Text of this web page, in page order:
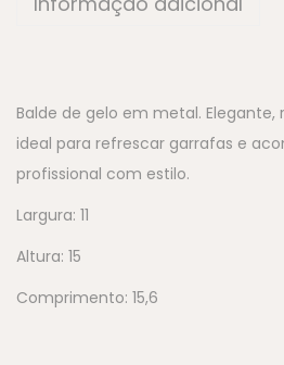
Balde de gelo em metal. Elegante,
ideal para refrescar garrafas e
profissional com estilo.
Largura: 11
Altura: 15
Comprimento: 15,6